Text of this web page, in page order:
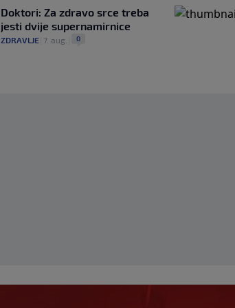
Doktori: Za zdravo srce treba
jesti dvije supernamirnice
ZDRAVLJE 7. aug. 0